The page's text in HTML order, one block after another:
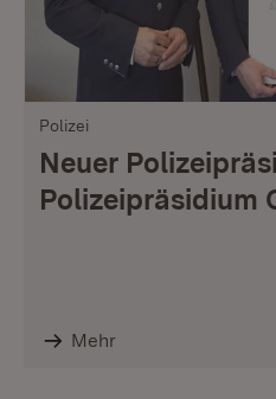
Polizei
Neuer
Polizeipräsidium
Mehr